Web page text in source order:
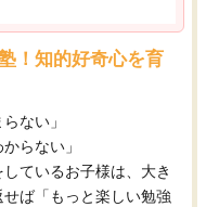
！知的好奇心を育
ない」
らない」
ているお子様は、大き
ば「もっと楽しい勉強